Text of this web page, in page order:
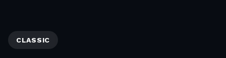
CLASSIC